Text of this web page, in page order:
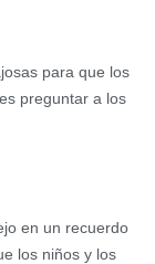
para que los
preguntar a los
en un recuerdo
los niños y los